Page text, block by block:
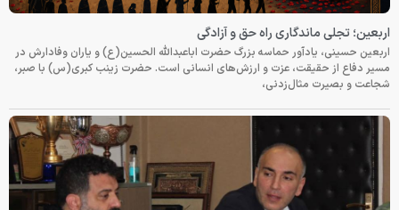
اربعین؛ تجلی ماندگاری راه حق و آزادگی
اربعین حسینی، یادآور حماسه بزرگ حضرت اباعبدالله الحسین(ع) و یاران وفادارش در
مسیر دفاع از حقیقت، عزت و ارزش‌های انسانی است. حضرت زینب کبری(س) با صبر،
شجاعت و بصیرت مثال‌زدنی،